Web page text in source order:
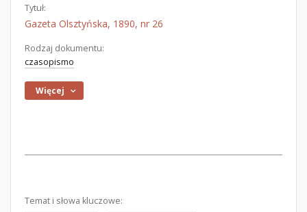
Tytuł:
Gazeta Olsztyńska, 1890, nr 26
Rodzaj dokumentu:
czasopismo
Więcej
Temat i słowa kluczowe: